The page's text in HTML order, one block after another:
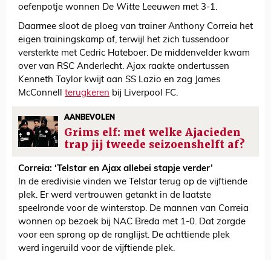
oefenpotje wonnen De Witte Leeuwen met 3-1.
Daarmee sloot de ploeg van trainer Anthony Correia het
eigen trainingskamp af, terwijl het zich tussendoor
versterkte met Cedric Hateboer. De middenvelder kwam
over van RSC Anderlecht. Ajax raakte ondertussen
Kenneth Taylor kwijt aan SS Lazio en zag James
McConnell terugkeren bij Liverpool FC.
AANBEVOLEN
Grims elf: met welke Ajacieden
trap jij tweede seizoenshelft af?
Correia: ‘Telstar en Ajax allebei stapje verder’
In de eredivisie vinden we Telstar terug op de vijftiende
plek. Er werd vertrouwen getankt in de laatste
speelronde voor de winterstop. De mannen van Correia
wonnen op bezoek bij NAC Breda met 1-0. Dat zorgde
voor een sprong op de ranglijst. De achttiende plek
werd ingeruild voor de vijftiende plek.